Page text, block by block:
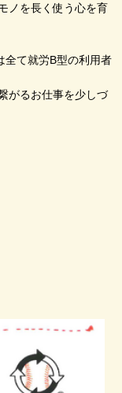
ノを長く使う心を育
全て就労B型の利用者
がるお仕事を少しづ